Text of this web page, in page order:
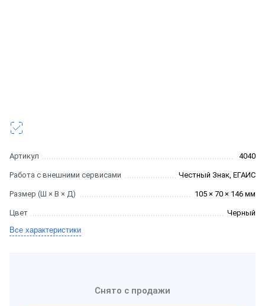
Артикул 4040
Работа с внешними сервисами Честный Знак, ЕГАИС
Размер (Ш × В × Д) 105 × 70 × 146 мм
Цвет
Черный
Все характеристики
Снято с продажи